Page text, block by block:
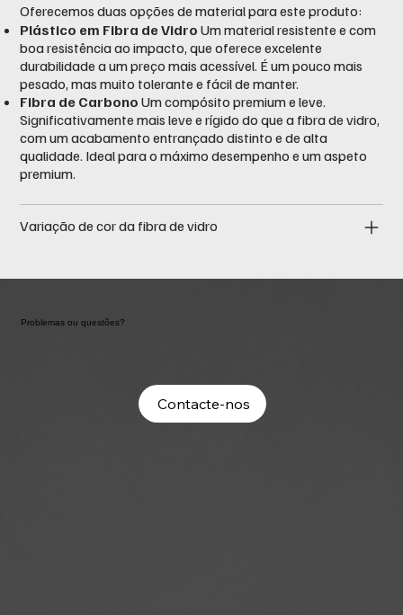
Oferecemos duas opções de material para este produto:
Plástico em Fibra de Vidro Um material resistente e com
boa resistência ao impacto, que oferece excelente
durabilidade a um preço mais acessível. É um pouco mais
pesado, mas muito tolerante e fácil de manter.
Fibra de Carbono Um compósito premium e leve.
Significativamente mais leve e rígido do que a fibra de vidro,
com um acabamento entrançado distinto e de alta
qualidade. Ideal para o máximo desempenho e um aspeto
premium.
Variação de cor da fibra de vidro
Problemas ou questões?
Contacte-nos